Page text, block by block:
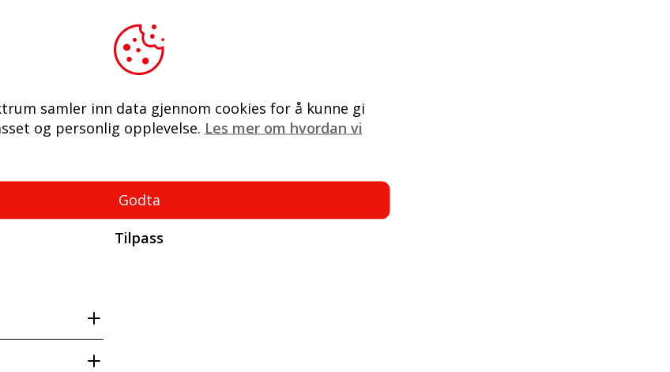
samler inn data gjennom cookies for å kunne gi
og personlig opplevelse. Les mer om hvordan vi
Godta
Tilpass